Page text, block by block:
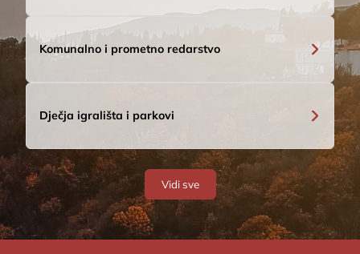
Komunalno i prometno redarstvo
Dječja igrališta i parkovi
Vidi sve